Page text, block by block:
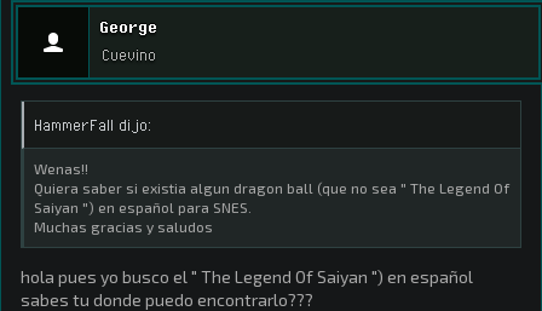
George
Cuevino
HammerFall dijo:
Wenas!!
Quiera saber si existia algun dragon ball (que no sea " The Legend Of
Saiyan ") en español para SNES.
Muchas gracias y saludos
hola pues yo busco el " The Legend Of Saiyan ") en español
sabes tu donde puedo encontrarlo???